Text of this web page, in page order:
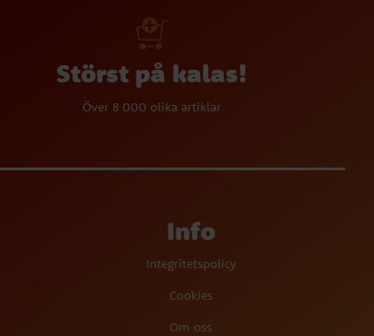
Störst på kalas!
Över 8 000 olika artiklar
Info
Integritetspolicy
Cookies
Om oss